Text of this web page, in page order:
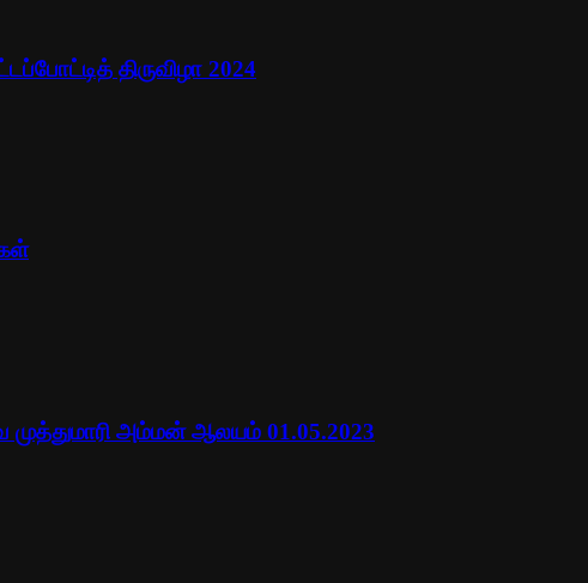
திருவிழா 2024
முத்துமாரி அம்மன் ஆலயம் 01.05.2023